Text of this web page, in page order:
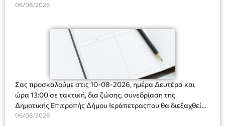
Ακτοφυλακής (Λ.Σ.-ΕΛ.ΑΚΤ.), Αρχιπλοίαρχο Λ.Σ. κ. Ιωάννη
06/08/2026
Σας προσκαλούμε στις 10-08-2026, ημέρα Δευτέρα και
ώρα 13:00 σε τακτική, δια ζώσης, συνεδρίαση της
Δημοτικής Επιτροπής Δήμου Ιεράπετραςπου θα διεξαχθεί
στο Δημοτικό Κατάστημα, Δημοκρατίας 31 στην αίθουσα
06/08/2026